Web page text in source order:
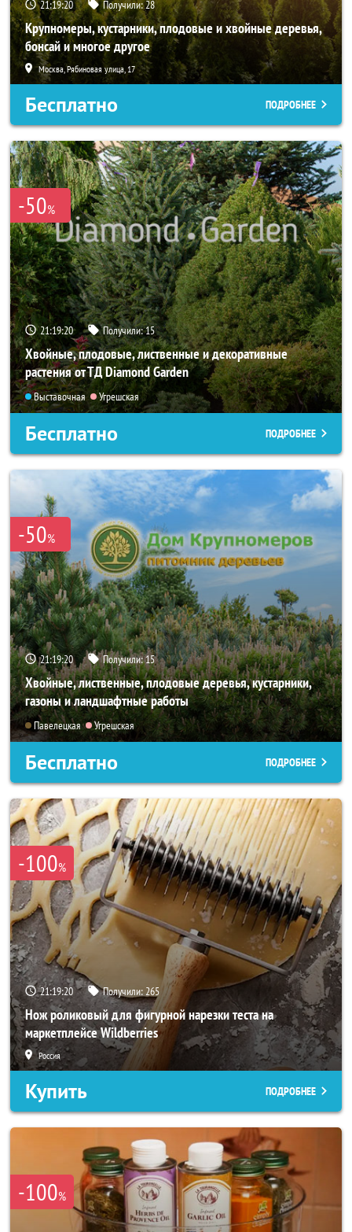
21:19:19 Получили:28
Крупномеры, кустарники, плодовые и хвойные деревья,
бонсай и многое другое
Москва, Рябиновая улица, 17
Бесплатно ПОДРОБНЕЕ
-50%
21:19:19 Получили:15
Хвойные, плодовые, лиственные и декоративные
растения от ТД Diamond Garden
Выставочная Угрешская
Бесплатно ПОДРОБНЕЕ
-50%
21:19:19 Получили:15
Хвойные, лиственные, плодовые деревья, кустарники,
газоны и ландшафтные работы
Павелецкая Угрешская
Бесплатно ПОДРОБНЕЕ
-100%
21:19:19 Получили:265
Нож роликовый для фигурной нарезки теста на
маркетплейсе Wildberries
Россия
Купить ПОДРОБНЕЕ
-100%